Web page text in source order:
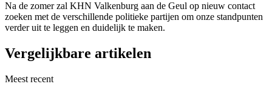
Na de zomer zal KHN Valkenburg aan de Geul op nieuw contact
zoeken met de verschillende politieke partijen om onze standpunten
verder uit te leggen en duidelijk te maken.
Vergelijkbare artikelen
Meest recent